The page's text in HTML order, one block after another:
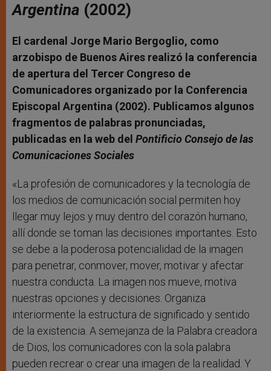
Argentina (2002)
El cardenal Jorge Mario Bergoglio, como
arzobispo de Buenos Aires realizó la conferencia
de apertura del Tercer Congreso de
Comunicadores organizado por la Conferencia
Episcopal Argentina (2002). Publicamos algunos
fragmentos de palabras pronunciadas,
publicadas en la web del Pontificio Consejo de las
Comunicaciones Sociales
«La profesión de comunicadores y la tecnología de
los medios de comunicación social permiten hoy
llegar muy lejos y muy dentro del corazón humano,
allí donde se toman las decisiones importantes. Esto
se debe a la poderosa potencialidad de la imagen
para penetrar, conmover, mover, motivar y afectar
nuestra conducta. La imagen nos mueve, motiva
nuestras opciones y decisiones. Organiza
interiormente la estructura de significado y sentido
de la existencia. A semejanza de la Palabra creadora
de Dios, los comunicadores con la sola palabra
pueden recrear o crear una imagen de la realidad. Y